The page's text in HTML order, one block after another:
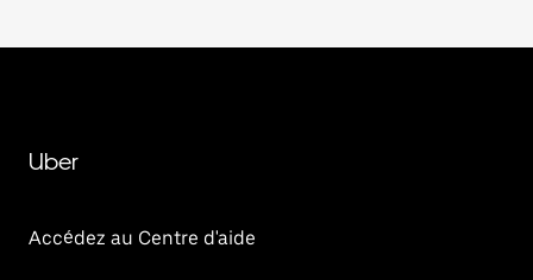
Uber
Accédez au Centre d'aide